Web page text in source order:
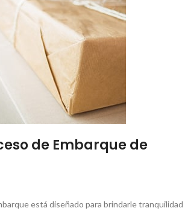
de Embarque de
está diseñado para brindarle tranquilidad